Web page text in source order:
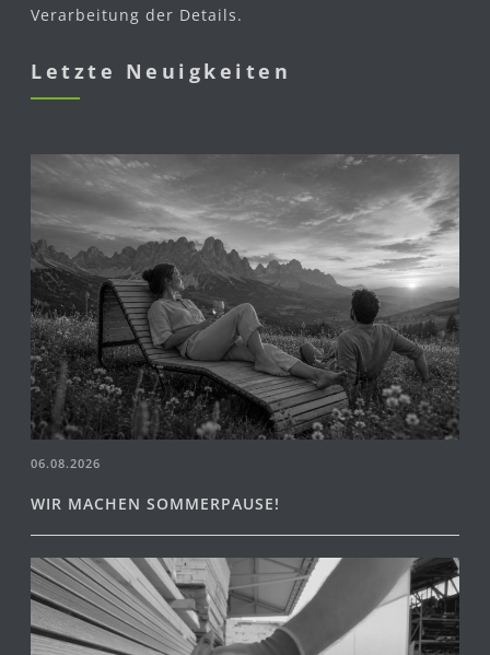
Verarbeitung der Details.
Letzte Neuigkeiten
06.08.2026
WIR MACHEN SOMMERPAUSE!